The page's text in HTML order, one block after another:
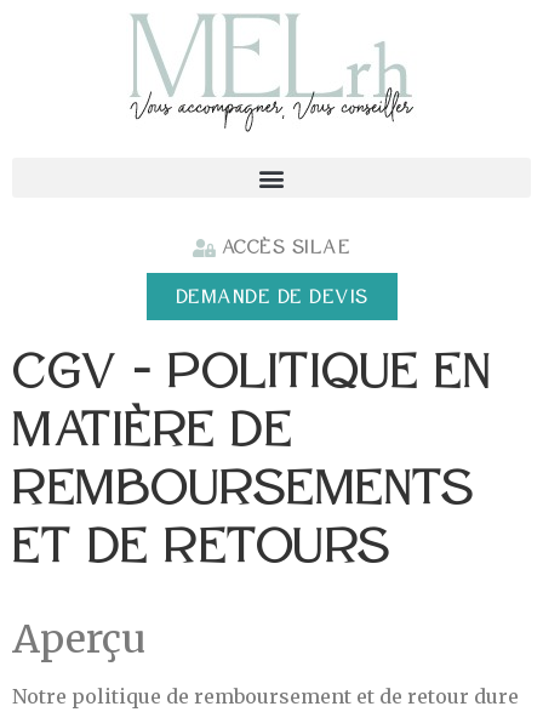
Accès SILAE
DEMANDE DE DEVIS
CGV – Politique en
matière de
remboursements
et de retours
Aperçu
Notre politique de remboursement et de retour dure